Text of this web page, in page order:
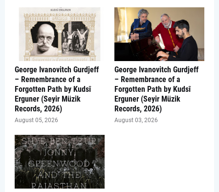
George Ivanovitch Gurdjeff
– Remembrance of a
Forgotten Path by Kudsî
Erguner (Seyir Müzik
Records, 2026)
August 05, 2026
George Ivanovitch Gurdjeff
– Remembrance of a
Forgotten Path by Kudsî
Erguner (Seyir Müzik
Records, 2026)
August 03, 2026